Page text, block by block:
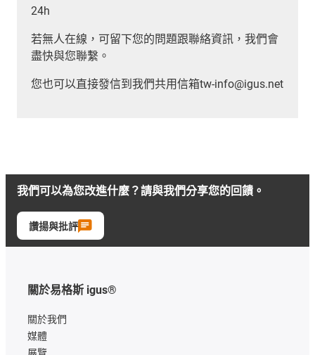
24h
若無人在線，可留下您的問題跟聯絡資訊，我們會
盡快與您聯繫。
您也可以直接發信到我們共用信箱tw-info@igus.net
我們可以為您改進什麼？請與我們分享您的回饋。
讚揚與批評
關於易格斯 igus®
關於我們
媒體
展覽